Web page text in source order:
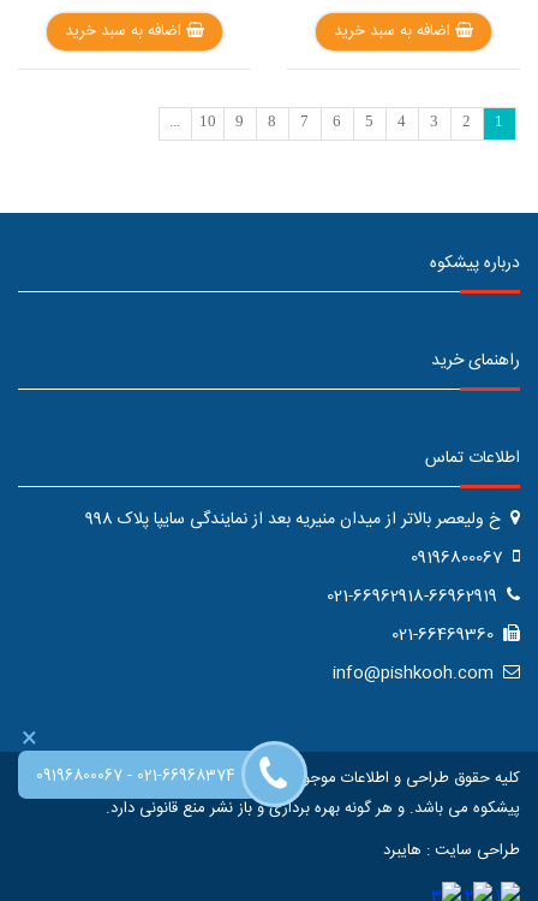
اضافه به سبد خرید اضافه به سبد خرید
1
2
3
4
5
6
7
8
9
10
...
درباره پیشکوه
راهنمای خرید
اطلاعات تماس
خ ولیعصر بالاتر از میدان منیریه بعد از نمایندگی سایپا پلاک 998
کلیه حقوق طراحی و اطلاعات موجود در این سایت متعلق به فروشگاه اینترنتی
پیشکوه می باشد. و هر گونه بهره برداری و باز نشر منع قانونی دارد.
طراحی سایت: هایبرد
×
09196800067- 021-66968374